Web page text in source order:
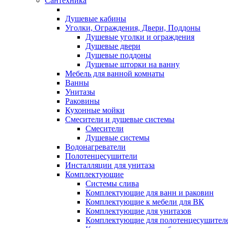
Душевые кабины
Уголки, Ограждения, Двери, Поддоны
Душевые уголки и ограждения
Душевые двери
Душевые поддоны
Душевые шторки на ванну
Мебель для ванной комнаты
Ванны
Унитазы
Раковины
Кухонные мойки
Смесители и душевые системы
Смесители
Душевые системы
Водонагреватели
Полотенцесушители
Инсталляции для унитаза
Комплектующие
Системы слива
Комплектующие для ванн и раковин
Комплектующие к мебели для ВК
Комплектующие для унитазов
Комплектующие для